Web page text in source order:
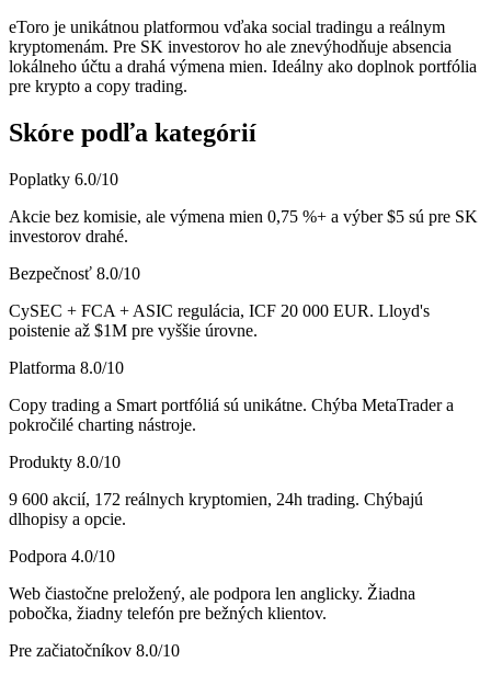
eToro je unikátnou platformou vďaka social tradingu a reálnym
kryptomenám. Pre SK investorov ho ale znevýhodňuje absencia
lokálneho účtu a drahá výmena mien. Ideálny ako doplnok portfólia
pre krypto a copy trading.
Skóre podľa kategórií
Poplatky 6.0/10
Akcie bez komisie, ale výmena mien 0,75 %+ a výber $5 sú pre SK
investorov drahé.
Bezpečnosť 8.0/10
CySEC + FCA + ASIC regulácia, ICF 20 000 EUR. Lloyd's
poistenie až $1M pre vyššie úrovne.
Platforma 8.0/10
Copy trading a Smart portfóliá sú unikátne. Chýba MetaTrader a
pokročilé charting nástroje.
Produkty 8.0/10
9 600 akcií, 172 reálnych kryptomien, 24h trading. Chýbajú
dlhopisy a opcie.
Podpora 4.0/10
Web čiastočne preložený, ale podpora len anglicky. Žiadna
pobočka, žiadny telefón pre bežných klientov.
Pre začiatočníkov 8.0/10